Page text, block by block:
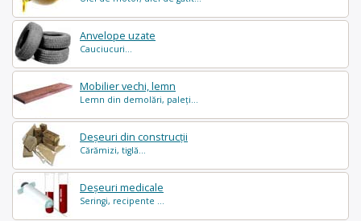
Anvelope uzate
Cauciucuri...
Mobilier vechi, lemn
Lemn din demolări, paleți...
Deșeuri din construcții
Cărămizi, tiglă...
Deșeuri medicale
Seringi, recipente ...